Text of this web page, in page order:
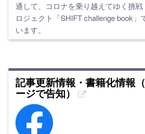
通して、コロナを乗り越えてゆく挑
ロジェクト「SHIFT challenge book」
います。
記事更新情報・書籍化情報
ージで告知）